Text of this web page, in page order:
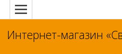
Интернет-магазин